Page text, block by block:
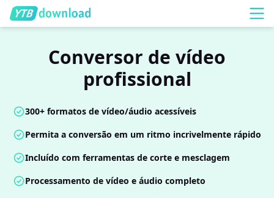
Conversor de vídeo
profissional
300+ formatos de vídeo/áudio acessíveis
Permita a conversão em um ritmo incrivelmente rápido
Incluído com ferramentas de corte e mesclagem
Processamento de vídeo e áudio completo